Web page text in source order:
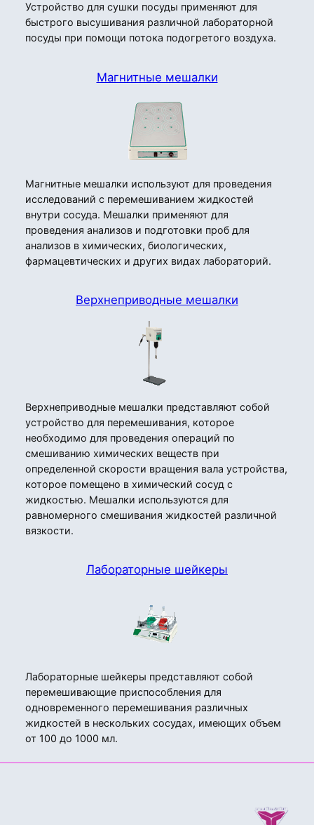
Устройство для сушки посуды применяют для
быстрого высушивания различной лабораторной
посуды при помощи потока подогретого воздуха.
Магнитные мешалки
Магнитные мешалки используют для проведения
исследований с перемешиванием жидкостей
внутри сосуда. Мешалки применяют для
проведения анализов и подготовки проб для
анализов в химических, биологических,
фармацевтических и других видах лабораторий.
Верхнеприводные мешалки
Верхнеприводные мешалки представляют собой
устройство для перемешивания, которое
необходимо для проведения операций по
смешиванию химических веществ при
определенной скорости вращения вала устройства,
которое помещено в химический сосуд с
жидкостью. Мешалки используются для
равномерного смешивания жидкостей различной
вязкости.
Лабораторные шейкеры
Лабораторные шейкеры представляют собой
перемешивающие приспособления для
одновременного перемешивания различных
жидкостей в нескольких сосудах, имеющих объем
от 100 до 1000 мл.